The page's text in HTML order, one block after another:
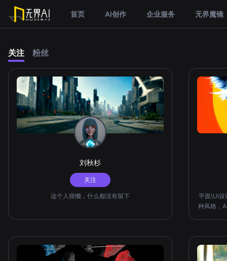
首页 AI创作 企业服务 无界魔镜
关注 粉丝
刘秋杉
关注
这个人很懒，什么都没有留下
平面\UI设
种风格，